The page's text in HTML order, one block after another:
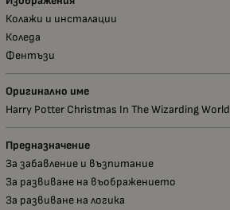
Колажи и инсталации
Коледа
Фентъзи
Оригинално име
Harry Potter Christmas In The Wizarding World
Предназначение
За забавление и възпитание
За развиване на въображението
За развиване на логика